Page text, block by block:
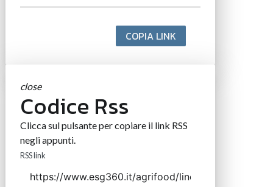
COPIA LINK
close
Codice Rss
Clicca sul pulsante per copiare il link RSS
negli appunti.
RSS link